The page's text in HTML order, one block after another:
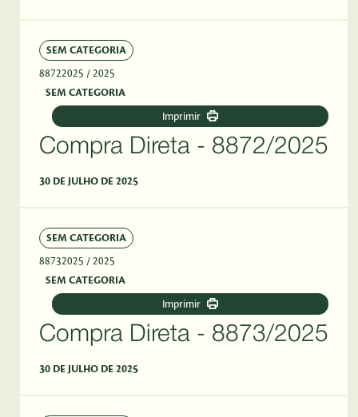
SEM CATEGORIA
88722025 / 2025
SEM CATEGORIA
Imprimir
Compra Direta - 8872/2025
30 DE JULHO DE 2025
SEM CATEGORIA
88732025 / 2025
SEM CATEGORIA
Imprimir
Compra Direta - 8873/2025
30 DE JULHO DE 2025